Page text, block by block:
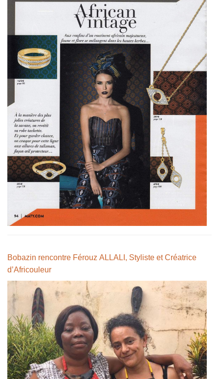
Bobazin rencontre Férouz ALLALI, Styliste et Créatrice
d’Africouleur